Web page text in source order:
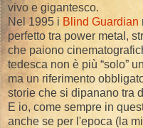
vivo e gigantesco.
Nel 1995 i Blind Guardian
perfetto tra power metal,
che paiono
tedesca non è più “solo”
ma un riferimento
storie che si dipanano tra
E io, come sempre in
anche se per l'epoca (la